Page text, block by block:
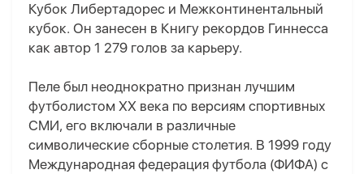
Кубок Либертадорес и Межконтинентальный
кубок. Он занесен в Книгу рекордов Гиннесса
как автор 1 279 голов за карьеру.
Пеле был неоднократно признан лучшим
футболистом XX века по версиям спортивных
СМИ, его включали в различные
символические сборные столетия. В 1999 году
Международная федерация футбола (ФИФА) с